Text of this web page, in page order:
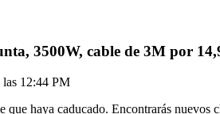
3500W, cable de 3M por
las 12:44 PM
que haya caducado. Encontrarás nuevos